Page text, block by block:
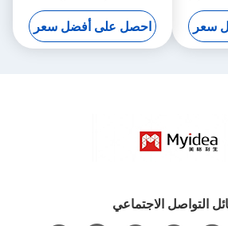
دعم
سعر احصل على أفضل سعر
التواصل الاجتماعي